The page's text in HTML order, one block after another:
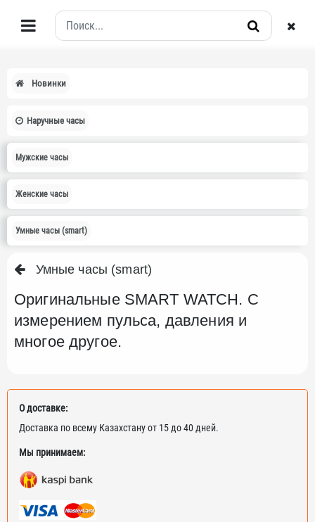
Новинки
Наручные часы
Мужские часы
Женские часы
Умные часы (smart)
Умные часы (smart)
Оригинальные SMART WATCH. С
измерением пульса, давления и
многое другое.
О доставке:
Доставка по всему Казахстану от 15 до 40 дней.
Мы принимаем: